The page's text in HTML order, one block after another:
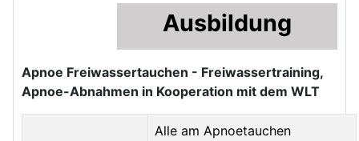
Ausbildung
Apnoe Freiwassertauchen - Freiwassertraining,
Apnoe-Abnahmen in Kooperation mit dem WLT
Alle am Apnoetauchen